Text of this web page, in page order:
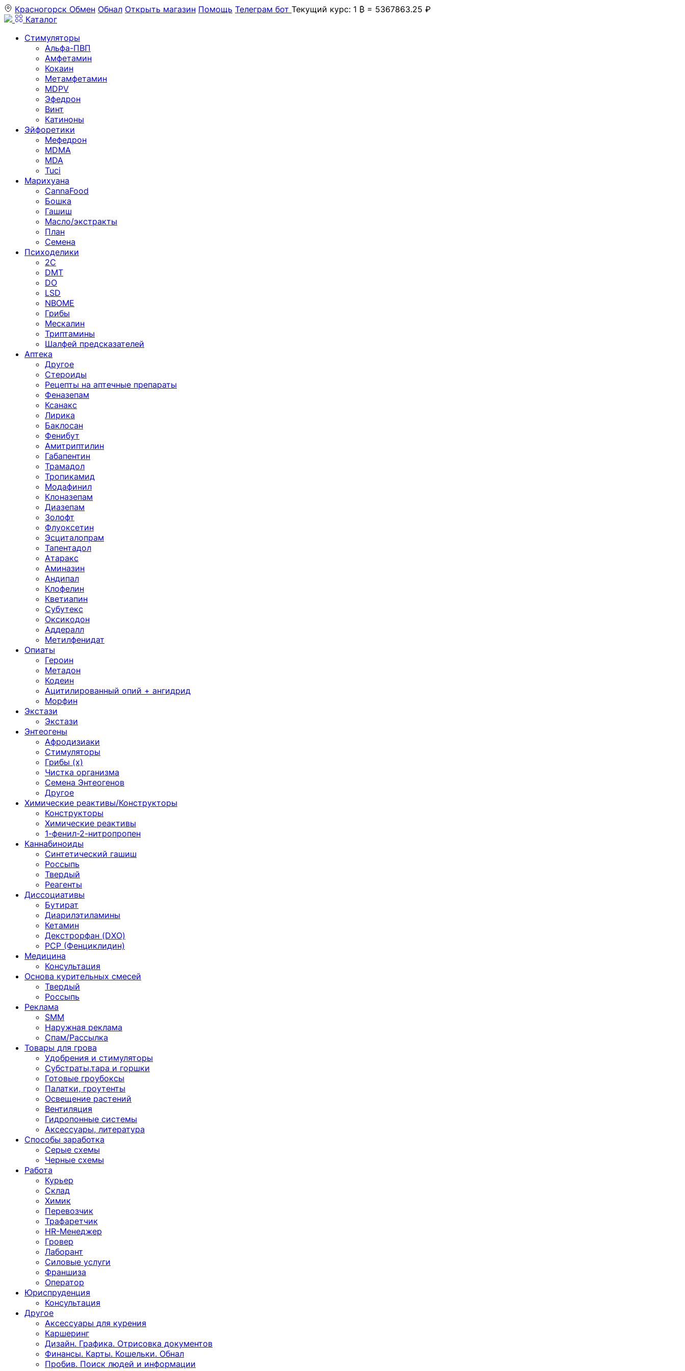
Красногорск Обмен Обнал Открыть магазин Помощь Телеграм бот Текущий курс: 1 ₿ = 5367863.25 ₽
Каталог
Стимуляторы
Альфа-ПВП
Амфетамин
Кокаин
Метамфетамин
MDPV
Эфедрон
Винт
Катиноны
Эйфоретики
Мефедрон
MDMA
MDA
Tuci
Марихуана
CannaFood
Бошка
Гашиш
Масло/экстракты
План
Семена
Психоделики
2C
DMT
DO
LSD
NBOME
Грибы
Мескалин
Триптамины
Шалфей предсказателей
Аптека
Другое
Стероиды
Рецепты на аптечные препараты
Феназепам
Ксанакс
Лирика
Баклосан
Фенибут
Амитриптилин
Габапентин
Трамадол
Тропикамид
Модафинил
Клоназепам
Диазепам
Золофт
Флуоксетин
Эсциталопрам
Тапентадол
Атаракс
Аминазин
Андипал
Клофелин
Кветиапин
Субутекс
Оксикодон
Аддералл
Метилфенидат
Опиаты
Героин
Метадон
Кодеин
Ацитилированный опий + ангидрид
Морфин
Экстази
Экстази
Энтеогены
Афродизиаки
Стимуляторы
Грибы (х)
Чистка организма
Семена Энтеогенов
Другое
Химические реактивы/Конструкторы
Конструкторы
Химические реактивы
1-фенил-2-нитропропен
Каннабиноиды
Синтетический гашиш
Россыпь
Твердый
Реагенты
Диссоциативы
Бутират
Диарилэтиламины
Кетамин
Декстрорфан (DXO)
PCP (Фенциклидин)
Медицина
Консультация
Основа курительных смесей
Твердый
Россыпь
Реклама
SMM
Наружная реклама
Спам/Рассылка
Товары для грова
Удобрения и стимуляторы
Субстраты,тара и горшки
Готовые гроубоксы
Палатки, гроутенты
Освещение растений
Вентиляция
Гидропонные системы
Аксессуары, литература
Способы заработка
Серые схемы
Черные схемы
Работа
Курьер
Склад
Химик
Перевозчик
Трафаретчик
HR-Менеджер
Гровер
Лаборант
Силовые услуги
Франшиза
Оператор
Юриспруденция
Консультация
Другoе
Аксессуары для курения
Каршеринг
Дизайн. Графика. Отрисовка документов
Финансы. Карты. Кошельки. Обнал
Пробив. Поиск людей и информации